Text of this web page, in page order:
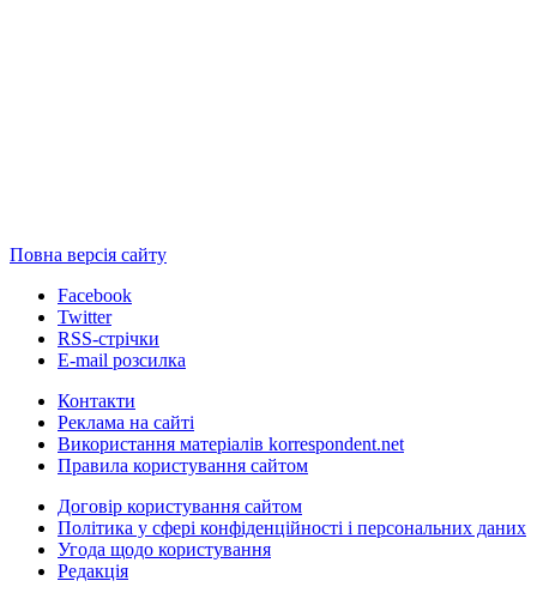
Повна версія сайту
Facebook
Twitter
RSS-стрічки
E-mail розсилка
Контакти
Реклама на сайті
Використання матеріалів korrespondent.net
Правила користування сайтом
Договір користування сайтом
Політика у сфері конфіденційності і персональних даних
Угода щодо користування
Редакція